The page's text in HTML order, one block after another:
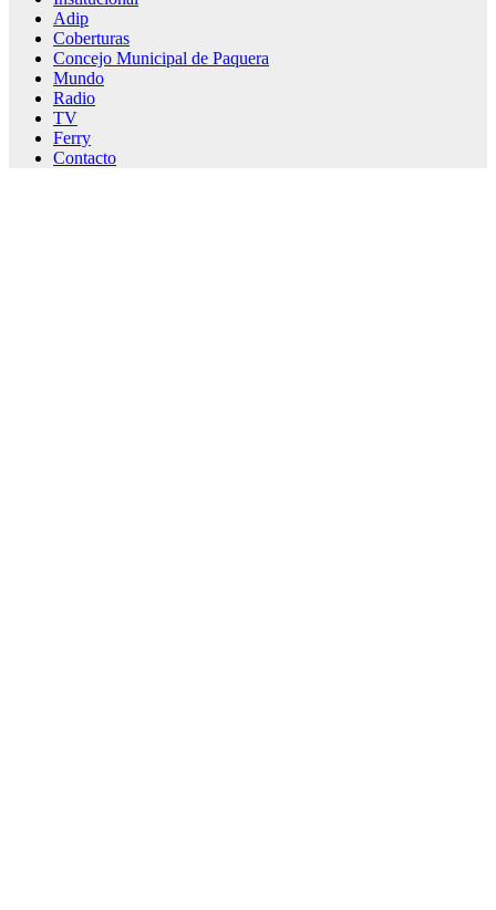
Adip
Coberturas
Concejo Municipal de Paquera
Mundo
Radio
TV
Ferry
Contacto